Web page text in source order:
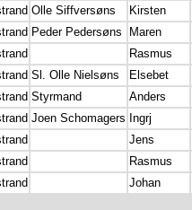
Olle Siffversøns
Kirsten
Peder Pedersøns
Maren
Rasmus
Sl. Olle Nielsøns
Elsebet
Styrmand
Anders
Joen Schomagers Ingrj
Jens
Rasmus
Johan